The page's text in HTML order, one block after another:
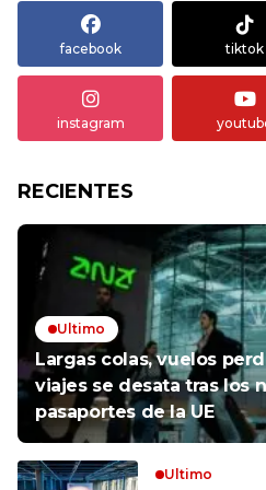
facebook tiktok
instagram
RECIENTES
Ultimo
Largas colas, vuelos
viajes se desata tras los
pasaportes de la UE
Ultimo